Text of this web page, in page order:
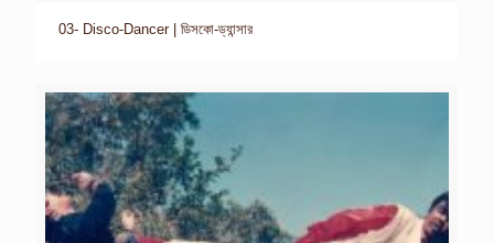
03- Disco-Dancer | ডিসকো-ড্যান্সার